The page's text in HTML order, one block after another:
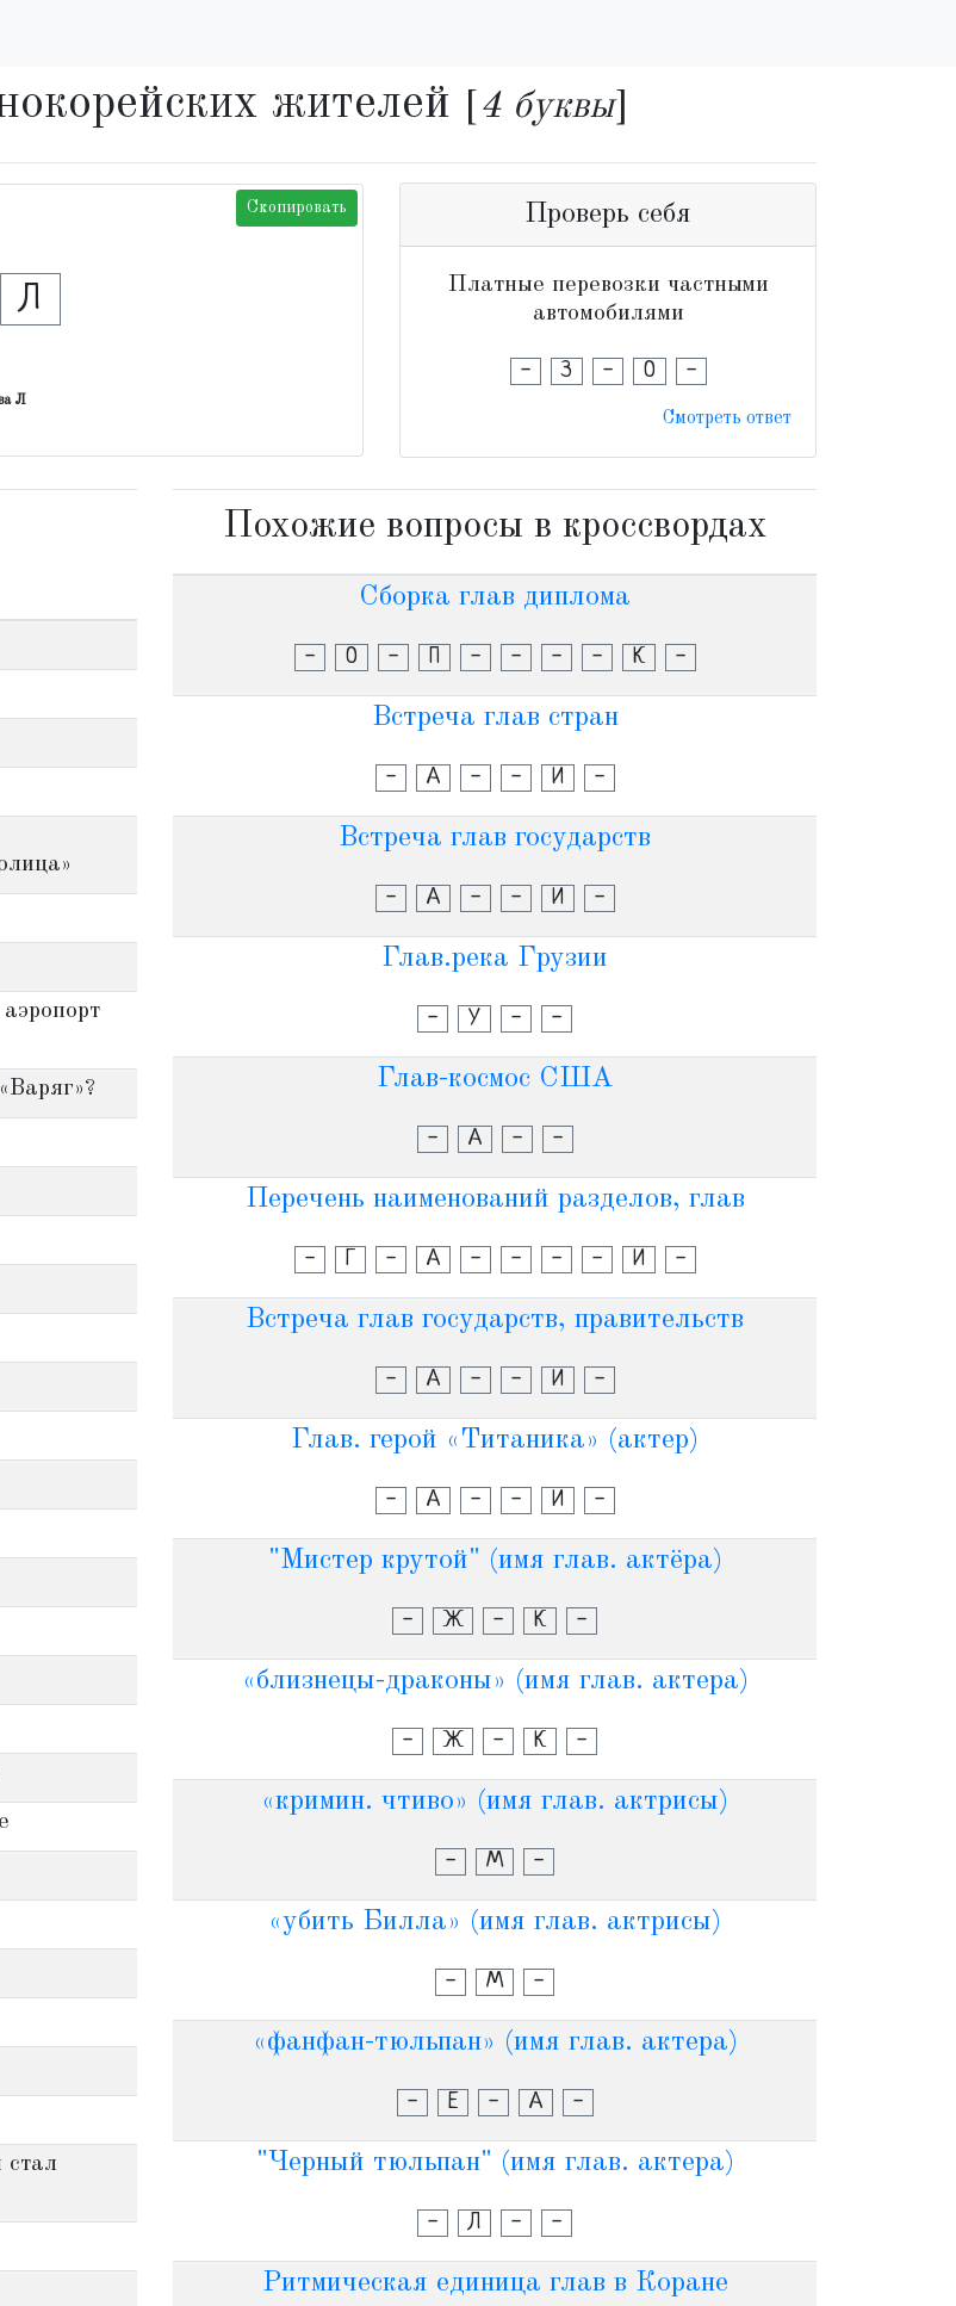
жителей 4 буквы]
Скопировать
Л
Л
Проверь себя
Платные перевозки частными
автомобилями
- З - О -
Смотреть ответ
стал
Похожие вопросы в кроссвордах
Сборка глав диплома
- О - П - - - - К -
Встреча глав стран
- А - - И -
Встреча глав государств
- А - - И -
Глав.река Грузии
- У - -
Глав-космос США
- А - -
Перечень наименований разделов, глав
- Г - А - - - - И -
Встреча глав государств, правительств
- А - - И -
Глав. герой «Титаника» (актер)
- А - - И -
"Мистер крутой" (имя глав. актёра)
- Ж - К -
«близнецы-драконы» (имя глав. актера)
- Ж - К -
«кримин. чтиво» (имя глав. актрисы)
- М -
«убить Билла» (имя глав. актрисы)
- М -
«фанфан-тюльпан» (имя глав. актера)
- Е - А -
"Черный тюльпан" (имя глав. актера)
- Л - -
Ритмическая единица глав в Коране